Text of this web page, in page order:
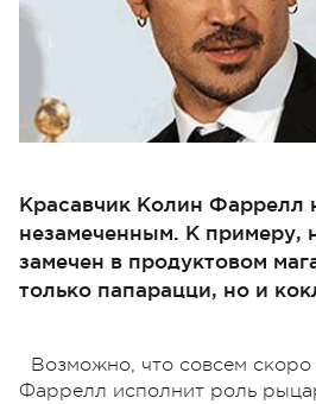
Красавчик Колин Фаррелл
незамеченным. К примеру,
замечен в продуктовом
только папарацци, но и
Возможно, что совсем
Фаррелл исполнит роль